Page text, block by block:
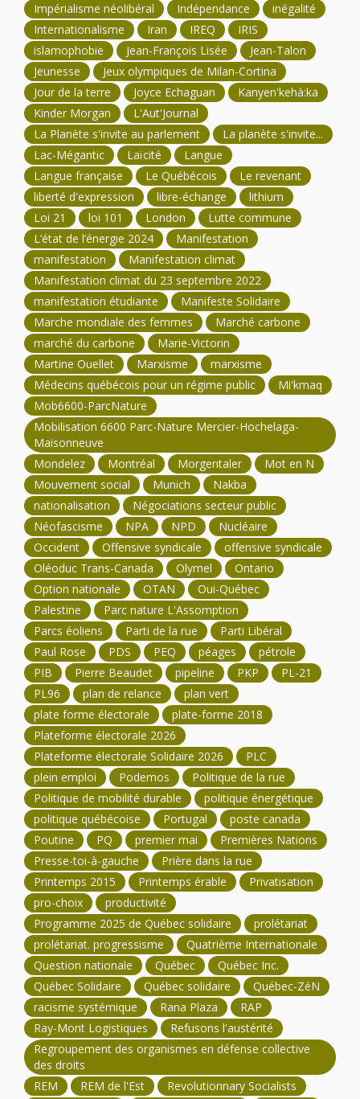
Impérialisme néolibéral
Indépendance
inégalité
Internationalisme
Iran IREQ
IRIS
islamophobie
Jean-François Lisée
Jean-Talon
Jeunesse
Jeux olympiques de Milan-Cortina
Jour de la terre
Joyce Echaguan
Kanyen'kehà:ka
Kinder Morgan
L'Aut'Journal
La Planète s'invite au parlement
La planète s'invite...
Lac-Mégantic
Laïcité
Langue
Langue française
Le Québécois
Le revenant
liberté d'expression
libre-échange
lithium
Loi 21
loi 101 London
Lutte commune
L’état de l’énergie 2024
Manifestation
manifestation
Manifestation climat
Manifestation climat du 23 septembre 2022
manifestation étudiante
Manifeste Solidaire
Marche mondiale des femmes
Marché carbone
marché du carbone
Marie-Victorin
Martine Ouellet
Marxisme
marxisme
Médecins québécois pour un régime public
Mi'kmaq
Mob6600-ParcNature
Mobilisation 6600 Parc-Nature Mercier-Hochelaga-
Maisonneuve
Mondelez
Montréal Morgentaler
Mot en N
Mouvement social
Munich
Nakba
nationalisation
Négociations secteur public
Néofascisme
NPA NPD
Nucléaire
Occident
Offensive syndicale
offensive syndicale
Oléoduc Trans-Canada
Olymel
Ontario
Option nationale
OTAN
Oui-Québec
Palestine
Parc nature L'Assomption
Parcs éoliens
Parti de la rue
Parti Libéral
Paul Rose
PDS PEQ péages
pétrole
PIB
Pierre Beaudet pipeline PKP
PL-21
PL96
plan de relance
plan vert
plate forme électorale
plate-forme 2018
Plateforme électorale 2026
Plateforme électorale Solidaire 2026
PLC
plein emploi
Podemos
Politique de la rue
Politique de mobilité durable
politique énergétique
politique québécoise
Portugal
poste canada
Poutine
PQ premier mai
Premières Nations
Presse-toi-à-gauche
Prière dans la rue
Printemps 2015
Printemps érable
Privatisation
pro-choix
productivité
Programme 2025 de Québec solidaire
prolétariat
prolétariat. progressisme
Quatrième Internationale
Question nationale
Québec
Québec Inc.
Québec Solidaire
Québec solidaire
Québec-ZéN
racisme systémique
Rana Plaza
RAP
Ray-Mont Logistiques
Refusons l'austérité
Regroupement des organismes en défense collective
des droits
REM
REM de l'Est Revolutionnary Socialists